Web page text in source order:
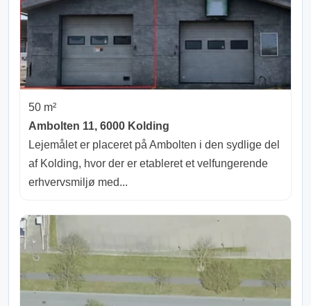
50 m²
Ambolten 11, 6000 Kolding
Lejemålet er placeret på Ambolten i den sydlige del
af Kolding, hvor der er etableret et velfungerende
erhvervsmiljø med...